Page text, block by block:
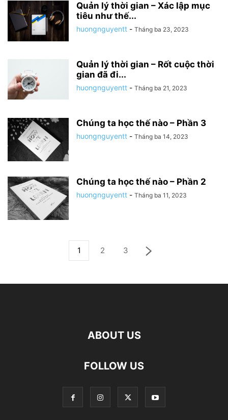
Quản lý thời gian – Xác lập mục
tiêu như thế...
huongnguyentt - Tháng ba 23, 2023
Quản lý thời gian – Rốt cuộc thời
gian đã đi...
huongnguyentt - Tháng ba 21, 2023
Chúng ta học thế nào – Phần 3
huongnguyentt - Tháng ba 14, 2023
Chúng ta học thế nào – Phần 2
huongnguyentt - Tháng ba 11, 2023
1 2 3
ABOUT US
FOLLOW US